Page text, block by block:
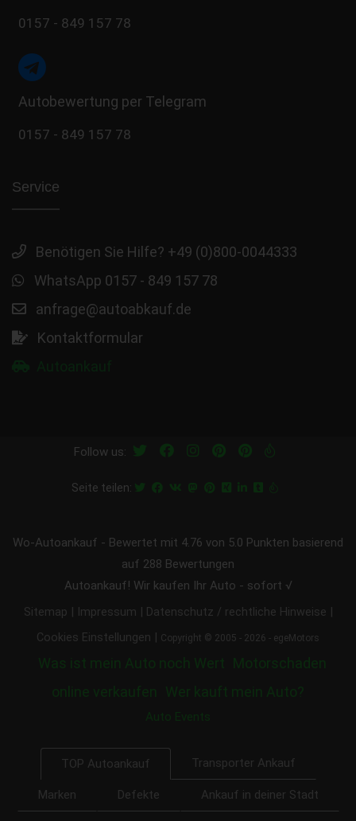
0157 - 849 157 78
Autobewertung per Telegram
0157 - 849 157 78
Service
Benötigen Sie Hilfe? +49 (0)800-0044333
WhatsApp 0157 - 849 157 78
anfrage@autoabkauf.de
Kontaktformular
Follow us:
Seite teilen:
Wo-Autoankauf - Bewertet mit 4.76 von 5.0 Punkten basierend
auf 288 Bewertungen
Autoankauf! Wir kaufen Ihr Auto - sofort √
Sitemap Impressum Datenschutz / rechtliche Hinweise
Cookies Einstellungen Copyright © 2005 - 2026 - egeMotors
Was ist mein Auto noch Wert Motorschaden
online verkaufen
Wer kauft mein Auto?
Auto Events
TOP Autoankauf Transporter Ankauf
Marken Defekte Ankauf in deiner Stadt